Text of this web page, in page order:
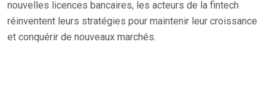
nouvelles licences bancaires, les acteurs de la fintech
réinventent leurs stratégies pour maintenir leur croissance
et conquérir de nouveaux marchés.